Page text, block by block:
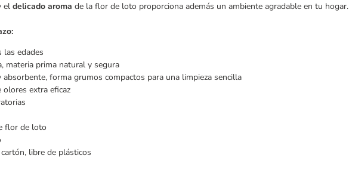
el delicado aroma de la flor de loto proporciona además un ambiente agradable en tu hogar.
las edades
materia prima natural y segura
absorbente, forma grumos compactos para una limpieza sencilla
extra eficaz
flor de loto
libre de plásticos